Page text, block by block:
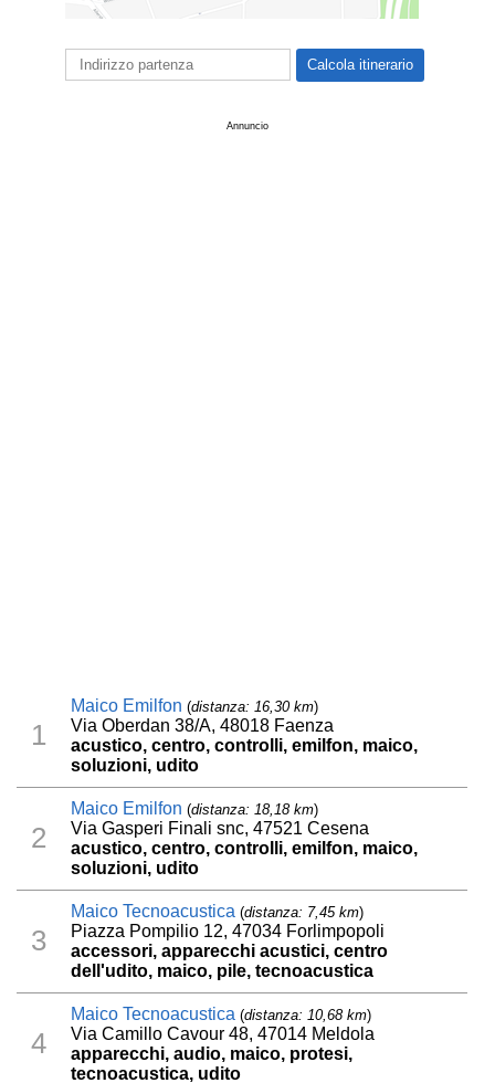
Annuncio
1
Maico Emilfon (distanza: 16,30 km)
Via Oberdan 38/A, 48018 Faenza
acustico, centro, controlli, emilfon, maico,
soluzioni, udito
2
Maico Emilfon (distanza: 18,18 km)
Via Gasperi Finali snc, 47521 Cesena
acustico, centro, controlli, emilfon, maico,
soluzioni, udito
3
Maico Tecnoacustica (distanza: 7,45 km)
Piazza Pompilio 12, 47034 Forlimpopoli
accessori, apparecchi acustici, centro
dell'udito, maico, pile, tecnoacustica
4
Maico Tecnoacustica (distanza: 10,68 km)
Via Camillo Cavour 48, 47014 Meldola
apparecchi, audio, maico, protesi,
tecnoacustica, udito